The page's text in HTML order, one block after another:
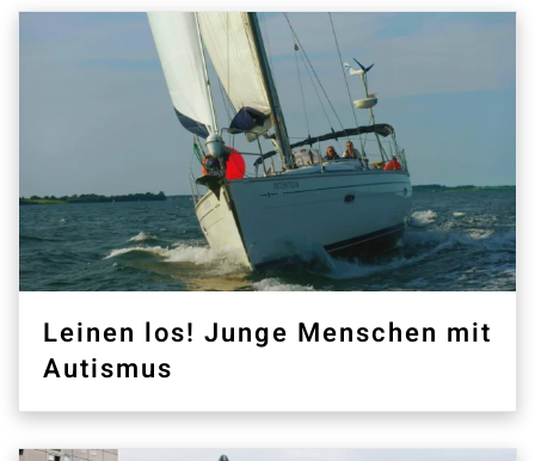
Leinen los! Junge Menschen mit
Autismus